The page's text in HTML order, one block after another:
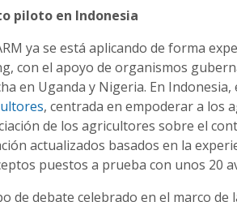
piloto en Indonesia
ya se está aplicando de forma
con el apoyo de organismos
en Uganda y Nigeria. En
, centrada en empoderar a los
de los agricultores sobre el
actualizados basados en la
puestos a prueba con unos 20
de debate celebrado en el marco